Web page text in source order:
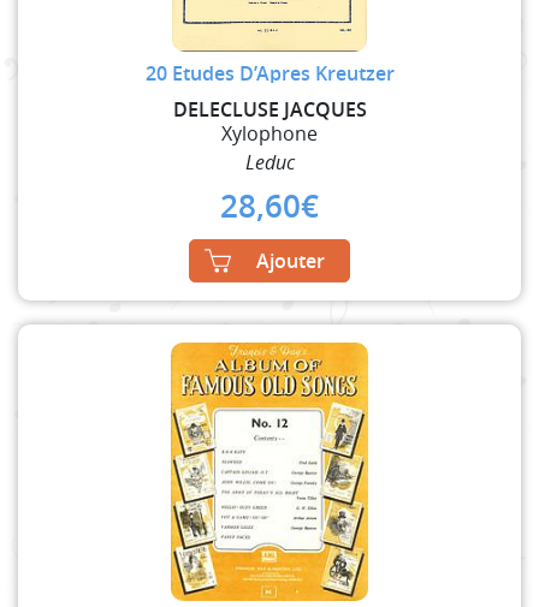
20 Etudes D’Apres Kreutzer
DELECLUSE JACQUES
Xylophone
Leduc
28,60€
Ajouter